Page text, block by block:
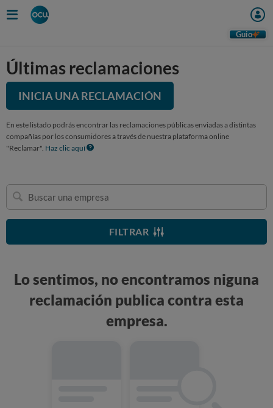
Guio
Últimas reclamaciones
INICIA UNA RECLAMACIÓN
En este listado podrás encontrar las reclamaciones públicas enviadas a distintas
compañías por los consumidores a través de nuestra plataforma online
"Reclamar". Haz clic aquí
Buscar
una
empresa
FILTRAR
Lo sentimos, no encontramos niguna
reclamación publica contra esta
empresa.